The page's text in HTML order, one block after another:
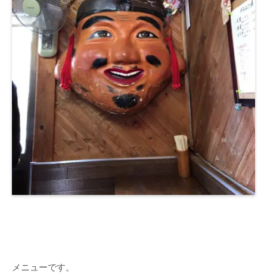
メニューです。